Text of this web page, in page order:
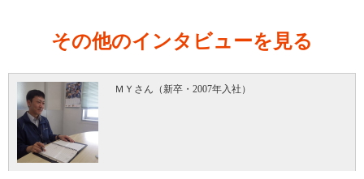
その他のインタビューを見る
ＭＹさん（新卒・2007年入社）